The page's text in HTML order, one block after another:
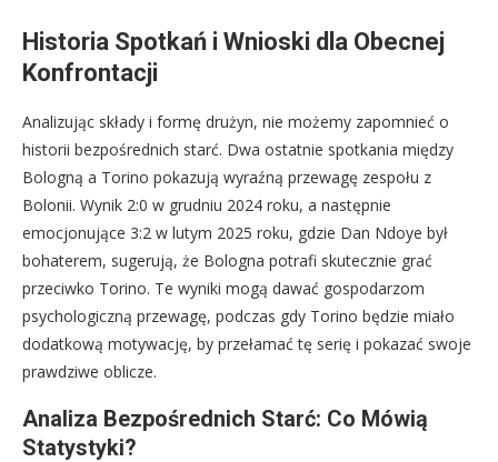
Historia Spotkań i Wnioski dla Obecnej
Konfrontacji
Analizując składy i formę drużyn, nie możemy zapomnieć o
historii bezpośrednich starć. Dwa ostatnie spotkania między
Bologną a Torino pokazują wyraźną przewagę zespołu z
Bolonii. Wynik 2:0 w grudniu 2024 roku, a następnie
emocjonujące 3:2 w lutym 2025 roku, gdzie Dan Ndoye był
bohaterem, sugerują, że Bologna potrafi skutecznie grać
przeciwko Torino. Te wyniki mogą dawać gospodarzom
psychologiczną przewagę, podczas gdy Torino będzie miało
dodatkową motywację, by przełamać tę serię i pokazać swoje
prawdziwe oblicze.
Analiza Bezpośrednich Starć: Co Mówią
Statystyki?